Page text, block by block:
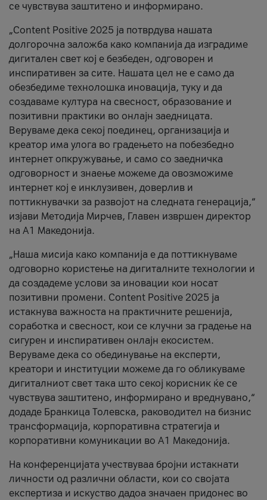
се чувствува заштитено и информирано.
„Content Positive 2025 ја потврдува нашата
долгорочна заложба како компанија да изградиме
дигитален свет кој е безбеден, одговорен и
инспиративен за сите. Нашата цел не е само да
обезбедиме технолошка иновација, туку и да
создаваме култура на свесност, образование и
позитивни практики во онлајн заедницата.
Веруваме дека секој поединец, организација и
креатор има улога во градењето на побезбедно
интернет опкружување, и само со заедничка
одговорност и знаење можеме да овозможиме
интернет кој е инклузивен, доверлив и
поттикнувачки за развојот на следната генерација,“
изјави Методија Мирчев, Главен извршен директор
на А1 Македонија.
„Наша мисија како компанија е да поттикнуваме
одговорно користење на дигиталните технологии и
да создадеме услови за иновации кои носат
позитивни промени. Content Positive 2025 ја
истакнува важноста на практичните решенија,
соработка и свесност, кои се клучни за градење на
сигурен и инспиративен онлајн екосистем.
Веруваме дека со обединување на експерти,
креатори и институции можеме да го обликуваме
дигиталниот свет така што секој корисник ќе се
чувствува заштитено, информирано и вреднувано,“
додаде Бранкица Толевска, раководител на бизнис
трансформација, корпоративна стратегија и
корпоративни комуникации во А1 Македонија.
На конференцијата учествуваа бројни истакнати
личности од различни области, кои со својата
експертиза и искуство дадоа значаен придонес во